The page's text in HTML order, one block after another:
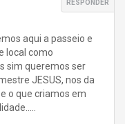
RESPONDER
aqui a passeio e
local como
sim queremos ser
JESUS, nos da
o que criamos em